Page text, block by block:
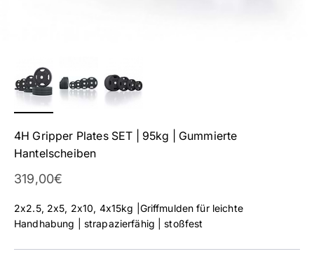
4H Gripper Plates SET | 95kg | Gummierte
Hantelscheiben
Angebot
319,00€
2x2.5, 2x5, 2x10, 4x15kg |Griffmulden für leichte
Handhabung | strapazierfähig | stoßfest